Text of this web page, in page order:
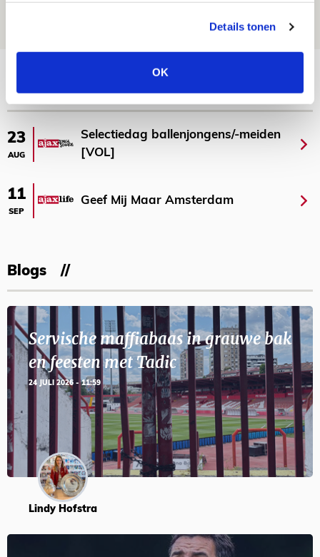
Details tonen
OK
AGENDA
23
AUG
Selectiedag ballenjongens/-meiden
[VOL]
11
SEP
Geef Mij Maar Amsterdam
Blogs
Servische maffiabaas in grauwe bak
en feesten met Tadic
24 JULI 2026 - 11:59
Lindy Hofstra